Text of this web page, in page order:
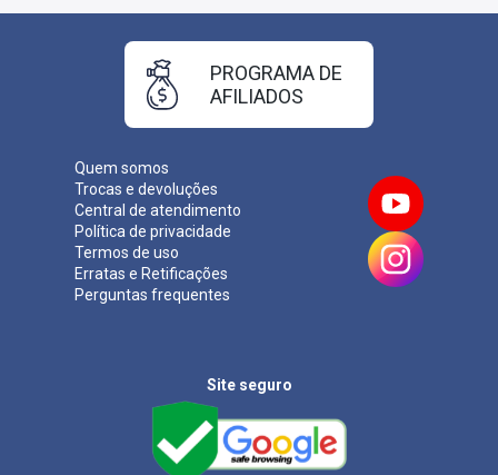
Quem somos
Trocas e devoluções
Central de atendimento
Política de privacidade
Termos de uso
Erratas e Retificações
Perguntas frequentes
PROGRAMA DE
AFILIADOS
Site seguro